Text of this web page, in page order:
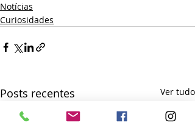
Notícias
Curiosidades
Posts recentes Ver tudo